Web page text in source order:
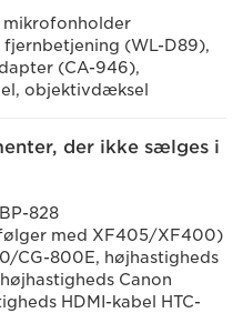
(WL-D89),
(CA-946),
objektivdæksel
der ikke sælges i
828
med XF405/XF400)
CG-800E, højhastigheds
Canon
HDMI-kabel HTC-